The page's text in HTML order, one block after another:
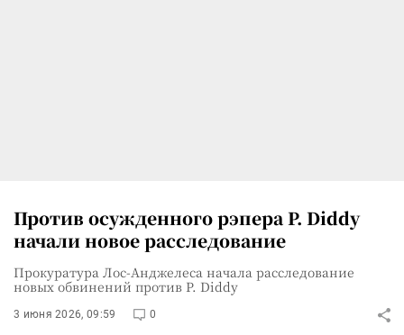
Против осужденного рэпера P. Diddy
начали новое расследование
Прокуратура Лос-Анджелеса начала расследование
новых обвинений против P. Diddy
3 июня 2026, 09:59 0